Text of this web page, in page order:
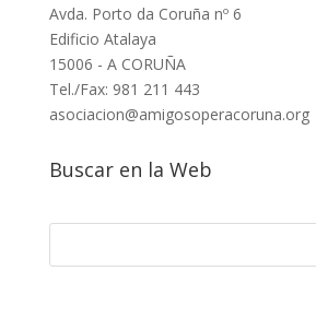
Avda. Porto da Coruña nº 6
Edificio Atalaya
15006 - A CORUÑA
Tel./Fax: 981 211 443
asociacion@amigosoperacoruna.org
Buscar en la Web